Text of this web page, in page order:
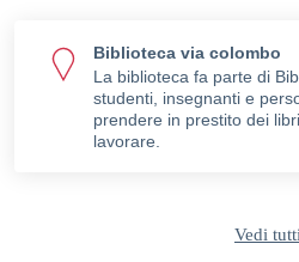
Biblioteca via colombo
La biblioteca fa parte di
studenti, insegnanti e
prendere in prestito dei
lavorare.
Vedi tutti